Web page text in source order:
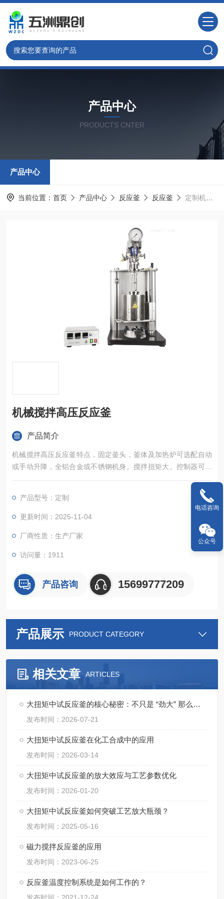
产品中心
PRODUCTS CNTER
产品中心
当前位置： 首页 产品中心 反应釜 反应釜 定制机械搅拌高压反应釜
机械搅拌高压反应釜
产品简介
机械搅拌高压反应釜特点，固定釜头，釜体及加热炉可选配自动
或手动升降，全铝合金或不锈钢机身。搅拌扭矩大。控制器可以
实现对反应釜的加热、冷却、搅拌、程序编程、数据采集等诸多
产品型号：定制
更新时间：2025-11-04
厂商性质：生产厂家
访问量：1911
产品咨询 15699777209
产品展示 PRODUCT CATEGORY
相关文章 ARTICLES
大扭矩中试反应釜的核心秘密：不只是 “劲大” 那么简单
发布时间：2026-07-21
大扭矩中试反应釜在化工合成中的应用
发布时间：2026-03-14
大扭矩中试反应釜的放大效应与工艺参数优化
发布时间：2026-01-20
大扭矩中试反应釜如何突破工艺放大瓶颈？
发布时间：2025-05-16
磁力搅拌反应釜的应用
发布时间：2023-06-25
反应釜温度控制系统是如何工作的？
电话咨询
公众号